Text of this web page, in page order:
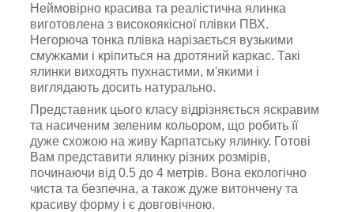
Неймовірно красива та реалістична ялинка
виготовлена ​​з високоякісної плівки ПВХ.
Негорюча тонка плівка нарізається вузькими
смужками і кріпиться на дротяний каркас. Такі
ялинки виходять пухнастими, м'якими і
виглядають досить натурально.
Представник цього класу відрізняється яскравим
та насиченим зеленим кольором, що робить її
дуже схожою на живу Карпатську ялинку. Готові
Вам представити ялинку різних розмірів,
починаючи від 0.5 до 4 метрів. Вона екологічно
чиста та безпечна, а також дуже витончену та
красиву форму і є довговічною.